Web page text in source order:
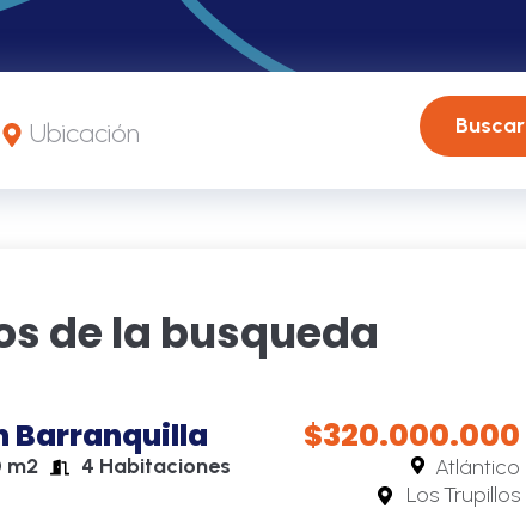
Buscar
de la busqueda
Barranquilla $320.000.000
m2
4 Habitaciones
Atlántico
Los Trupillos